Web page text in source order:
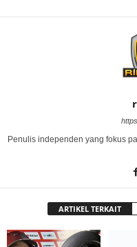
Penulis independen yang fokus
ARTIKEL TERKAIT